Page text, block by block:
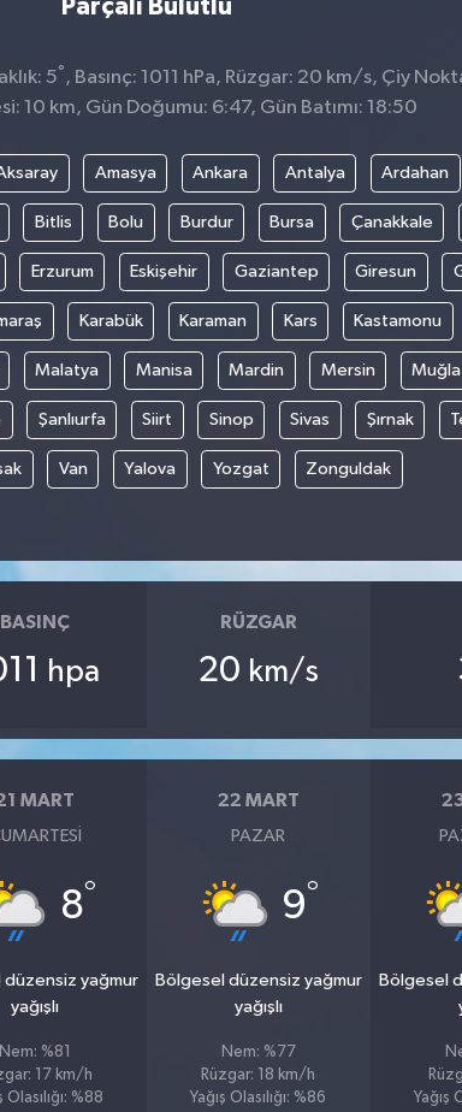
Parçalı Bulutlu
5° , Basınç: 1011 hPa, Rüzgar: 20 km/s, Çiy
10 km, Gün Doğumu: 6:47, Gün Batımı: 18:50
Amasya Ankara Antalya Ardahan
Bitlis Bolu Burdur Bursa Çanakkale
Erzurum Eskişehir Gaziantep Giresun
Karabük Karaman Kars Kastamonu
Malatya Manisa Mardin Mersin Muğla
Şanlıurfa Siirt Sinop Sivas Şırnak
Van Yalova Yozgat Zonguldak
BASINÇ
hpa
RÜZGAR
20 km/s
MART
8°
düzensiz yağmur
yağışlı
Nem: %81
17 km/h
Olasılığı: %88
22 MART
PAZAR
9°
Bölgesel düzensiz yağmur
yağışlı
Nem: %77
Rüzgar: 18 km/h
Yağış Olasılığı: %86
Bölgesel
Yağış